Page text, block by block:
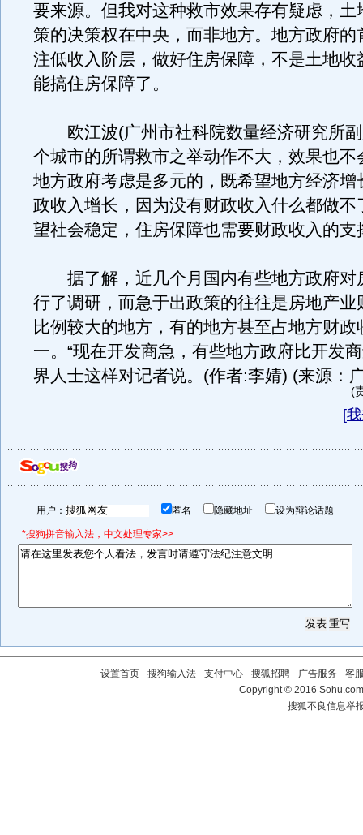
要来源。但我对这种救市效果存有疑虑，土
策的决策权在中央，而非地方。地方政府的
注低收入阶层，做好住房保障，不是土地收
能搞住房保障了。
欧江波(广州市社科院数量经济研究所副
个城市的所谓救市之举动作不大，效果也不
地方政府考虑是多元的，既希望地方经济增
政收入增长，因为没有财政收入什么都做不
望社会稳定，住房保障也需要财政收入的支
据了解，近几个月国内有些地方政府对
行了调研，而急于出政策的往往是房地产业
比例较大的地方，有的地方甚至占地方财政
一。“现在开发商急，有些地方政府比开发
界人士这样对记者说。(作者:李婧) (来源：
(
[
用户： 匿名 隐藏地址 设为辩论话题
*搜狗拼音输入法，中文处理专家>>
设置首页 - 搜狗输入法 - 支付中心 - 搜狐招聘 - 广告服务 - 客
Copyright©2016
搜狐不良信息举